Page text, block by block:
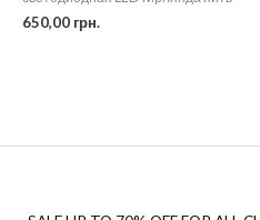
650,00 грн.